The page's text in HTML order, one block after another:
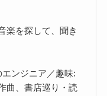
楽を探して、聞き
ンジニア／趣味:
曲、書店巡り・読